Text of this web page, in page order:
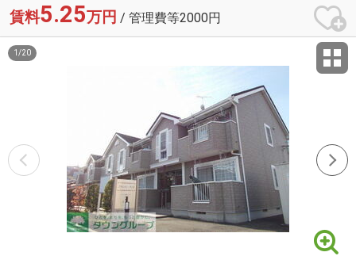
賃料5.25万円 / 管理費等2000円
1 /20